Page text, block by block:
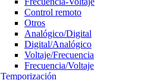
Control remoto
Otros
Analógico/Digital
Digital/Analógico
Voltaje/Frecuencia
Frecuencia/Voltaje
Temporización